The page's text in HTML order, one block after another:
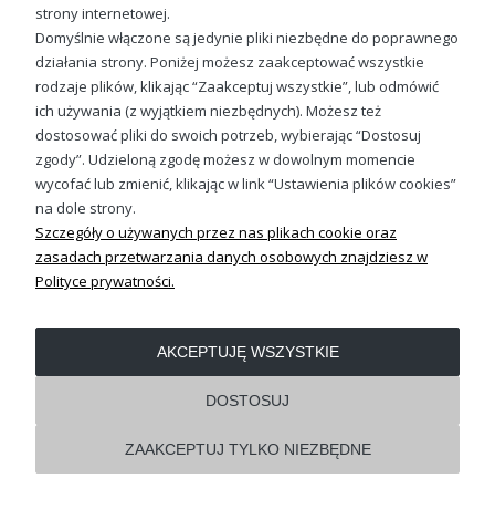
OBSŁUGA KLIENTA
REGULAMINY
Pokaż pełną wersję strony
strony internetowej.
Domyślnie włączone są jedynie pliki niezbędne do poprawnego
działania strony. Poniżej możesz zaakceptować wszystkie
rodzaje plików, klikając “Zaakceptuj wszystkie”, lub odmówić
ich używania (z wyjątkiem niezbędnych). Możesz też
dostosować pliki do swoich potrzeb, wybierając “Dostosuj
zgody”. Udzieloną zgodę możesz w dowolnym momencie
wycofać lub zmienić, klikając w link “Ustawienia plików cookies”
na dole strony.
Szczegóły o używanych przez nas plikach cookie oraz
zasadach przetwarzania danych osobowych znajdziesz w
Polityce prywatności.
ZAAKCEPTUJ TYLKO NIEZBĘDNE
DOSTOSUJ
AKCEPTUJĘ WSZYSTKIE